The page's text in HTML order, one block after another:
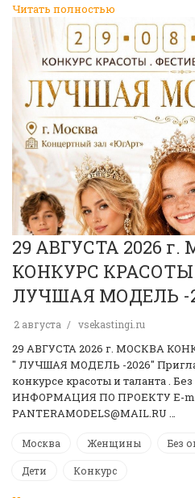
Читать полностью
29 АВГУСТА 2026
КОНКУРС
ЛУЧШАЯ МОДЕЛЬ -
2 августа vsekastingi.ru
29 АВГУСТА 2026 г. МОСКВА
" ЛУЧШАЯ МОДЕЛЬ -2026"
конкурсе красоты и таланта .
ИНФОРМАЦИЯ ПО ПРОЕКТУ E-
PANTERAMODELS@MAIL.RU …
Москва Женщины Без
Дети Конкурс